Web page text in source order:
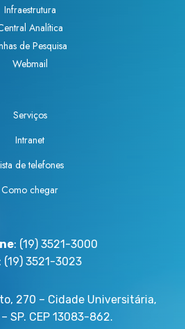
Infraestrutura
Analítica
de Pesquisa
Webmail
Serviços
Intranet
de telefones
Como chegar
: (19) 3521-3000
(19) 3521-3023
270 – Cidade Universitária,
SP. CEP 13083-862.